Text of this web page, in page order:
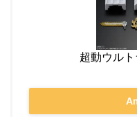
超動ウル